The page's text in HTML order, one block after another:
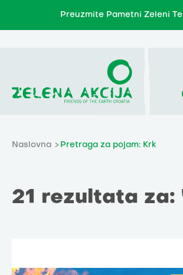
Preuzmite Pametni Zeleni
Naslovna Pretraga za pojam: Krk
21 rezultata za: